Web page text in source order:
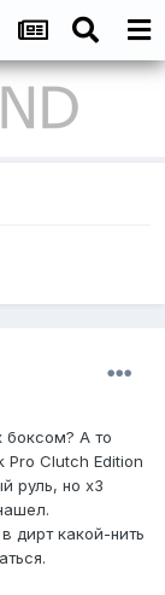
А то
Pro Clutch Edition
руль, но х3
дирт какой-нить